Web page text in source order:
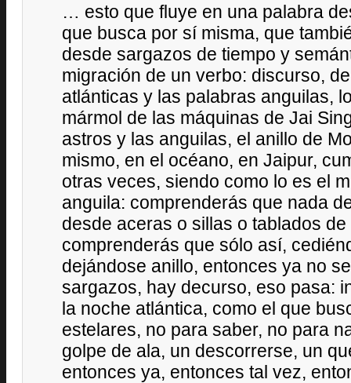
… esto que fluye en una palabra
que busca por sí misma, que
desde sargazos de tiempo y
migración de un verbo: discurso,
atlánticas y las palabras anguilas,
mármol de las máquinas de Jai
astros y las anguilas, el anillo de
mismo, en el océano, en Jaipur,
otras veces, siendo como lo es el
anguila: comprenderás que nada
desde aceras o sillas o tablados
comprenderás que sólo así,
dejándose anillo, entonces ya no
sargazos, hay decurso, eso pasa:
la noche atlántica, como el que
estelares, no para saber, no para
golpe de ala, un descorrerse, un
entonces ya, entonces tal vez,